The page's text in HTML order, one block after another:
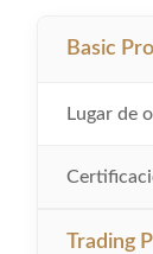
Basic
Lugar de
Trading